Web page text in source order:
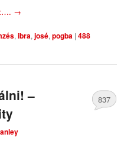
→
,ibra,josé,pogba |488
–
837